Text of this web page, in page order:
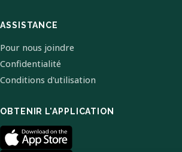
ASSISTANCE
Pour nous joindre
Confidentialité
Conditions d'utilisation
OBTENIR L'APPLICATION